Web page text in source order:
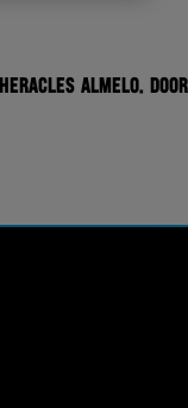
Almelo.